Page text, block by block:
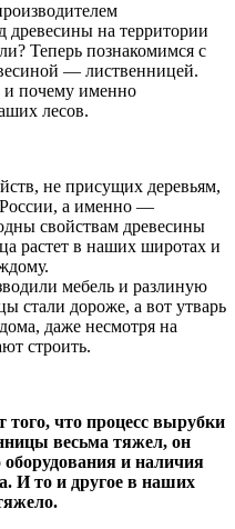
древесины на территории
Теперь познакомимся с
— лиственницей.
и почему именно
лесов.
не присущих деревьям,
а именно —
свойствам древесины
растет в наших широтах и
мебель и разлиную
стали дороже, а вот утварь
даже несмотря на
строить.
того, что процесс вырубки
весьма тяжел, он
оборудования и наличия
И то и другое в наших